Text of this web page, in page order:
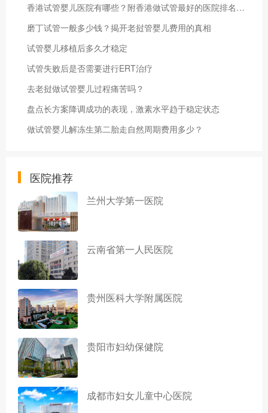
香港试管婴儿医院有哪些？附香港做试管最好的医院排名清单！
磨丁试管一般多少钱？揭开老挝管婴儿费用的真相
试管婴儿移植后多久才稳定
试管失败后是否需要进行ERT治疗
去老挝做试管婴儿过程痛苦吗？
盘点长方案降调成功的表现，激素水平趋于稳定状态
做试管婴儿解冻生第二胎走自然周期费用多少？
医院推荐
兰州大学第一医院
云南省第一人民医院
贵州医科大学附属医院
贵阳市妇幼保健院
成都市妇女儿童中心医院